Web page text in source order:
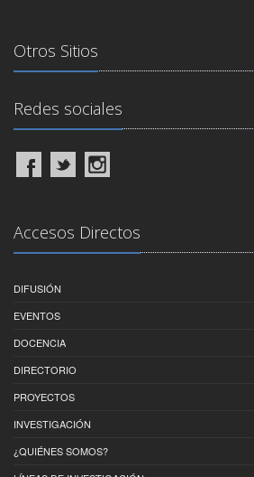
Otros Sitios
Redes sociales
Accesos Directos
DIFUSIÓN
EVENTOS
DOCENCIA
DIRECTORIO
PROYECTOS
INVESTIGACIÓN
¿QUIÉNES SOMOS?